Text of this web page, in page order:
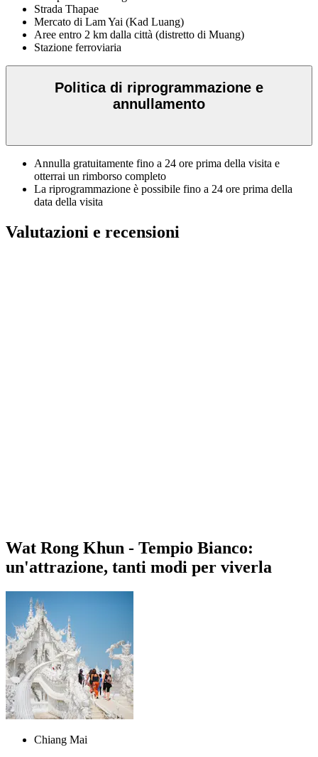
Strada Thapae
Mercato di Lam Yai (Kad Luang)
Aree entro 2 km dalla città (distretto di Muang)
Stazione ferroviaria
Politica di riprogrammazione e
annullamento
Annulla gratuitamente fino a 24 ore prima della visita e
otterrai un rimborso completo
La riprogrammazione è possibile fino a 24 ore prima della
data della visita
Valutazioni e recensioni
Wat Rong Khun - Tempio Bianco:
un'attrazione, tanti modi per viverla
Chiang Mai